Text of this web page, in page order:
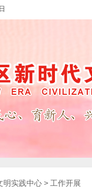
明实践中心 > 工作开展